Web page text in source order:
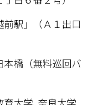
駅」（Ａ１出口
橋（無料巡回バ